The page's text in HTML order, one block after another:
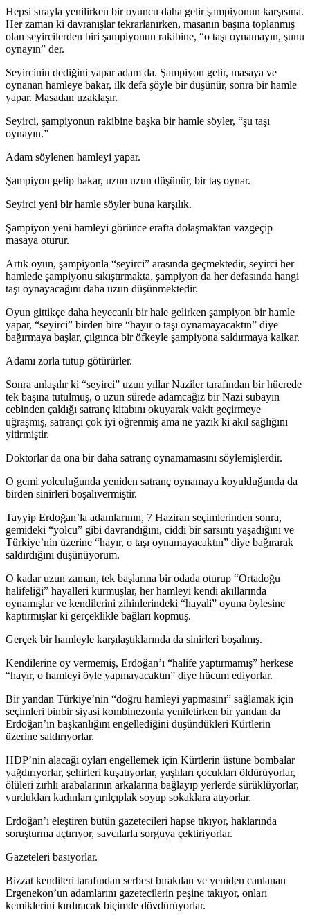
Hepsi sırayla yenilirken bir oyuncu daha gelir şampiyonun karşısına.
Her zaman ki davranışlar tekrarlanırken, masanın başına toplanmış
olan seyircilerden biri şampiyonun rakibine, “o taşı oynamayın, şunu
oynayın” der.
Seyircinin dediğini yapar adam da. Şampiyon gelir, masaya ve
oynanan hamleye bakar, ilk defa şöyle bir düşünür, sonra bir hamle
yapar. Masadan uzaklaşır.
Seyirci, şampiyonun rakibine başka bir hamle söyler, “şu taşı
oynayın.”
Adam söylenen hamleyi yapar.
Şampiyon gelip bakar, uzun uzun düşünür, bir taş oynar.
Seyirci yeni bir hamle söyler buna karşılık.
Şampiyon yeni hamleyi görünce erafta dolaşmaktan vazgeçip
masaya oturur.
Artık oyun, şampiyonla “seyirci” arasında geçmektedir, seyirci her
hamlede şampiyonu sıkıştırmakta, şampiyon da her defasında hangi
taşı oynayacağını daha uzun düşünmektedir.
Oyun gittikçe daha heyecanlı bir hale gelirken şampiyon bir hamle
yapar, “seyirci” birden bire “hayır o taşı oynamayacaktın” diye
bağırmaya başlar, çılgınca bir öfkeyle şampiyona saldırmaya kalkar.
Adamı zorla tutup götürürler.
Sonra anlaşılır ki “seyirci” uzun yıllar Naziler tarafından bir hücrede
tek başına tutulmuş, o uzun sürede adamcağız bir Nazi subayın
cebinden çaldığı satranç kitabını okuyarak vakit geçirmeye
uğraşmış, satrançı çok iyi öğrenmiş ama ne yazık ki akıl sağlığını
yitirmiştir.
Doktorlar da ona bir daha satranç oynamamasını söylemişlerdir.
O gemi yolculuğunda yeniden satranç oynamaya koyulduğunda da
birden sinirleri boşalıvermiştir.
Tayyip Erdoğan’la adamlarının, 7 Haziran seçimlerinden sonra,
gemideki “yolcu” gibi davrandığını, ciddi bir sarsıntı yaşadığını ve
Türkiye’nin üzerine “hayır, o taşı oynamayacaktın” diye bağırarak
saldırdığını düşünüyorum.
O kadar uzun zaman, tek başlarına bir odada oturup “Ortadoğu
halifeliği” hayalleri kurmuşlar, her hamleyi kendi akıllarında
oynamışlar ve kendilerini zihinlerindeki “hayali” oyuna öylesine
kaptırmışlar ki gerçeklikle bağları kopmuş.
Gerçek bir hamleyle karşılaştıklarında da sinirleri boşalmış.
Kendilerine oy vermemiş, Erdoğan’ı “halife yaptırmamış” herkese
“hayır, o hamleyi öyle yapmayacaktın” diye hücum ediyorlar.
Bir yandan Türkiye’nin “doğru hamleyi yapmasını” sağlamak için
seçimleri binbir siyasi kombinezonla yeniletirken bir yandan da
Erdoğan’ın başkanlığını engellediğini düşündükleri Kürtlerin
üzerine saldırıyorlar.
HDP’nin alacağı oyları engellemek için Kürtlerin üstüne bombalar
yağdırıyorlar, şehirleri kuşatıyorlar, yaşlıları çocukları öldürüyorlar,
ölüleri zırhlı arabalarının arkalarına bağlayıp yerlerde sürüklüyorlar,
vurdukları kadınları çırılçıplak soyup sokaklara atıyorlar.
Erdoğan’ı eleştiren bütün gazetecileri hapse tıkıyor, haklarında
soruşturma açtırıyor, savcılarla sorguya çektiriyorlar.
Gazeteleri basıyorlar.
Bizzat kendileri tarafından serbest bırakılan ve yeniden canlanan
Ergenekon’un adamlarını gazetecilerin peşine takıyor, onları
kemiklerini kırdıracak biçimde dövdürüyorlar.